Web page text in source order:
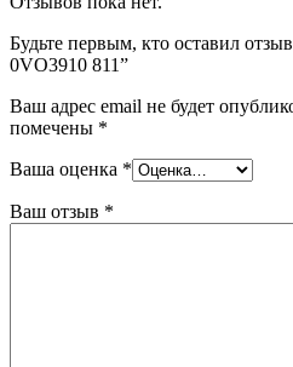
Будьте первым, кто оставил
0VO3910 811”
Ваш адрес email не будет
помечены *
Ваша оценка *
Ваш отзыв *